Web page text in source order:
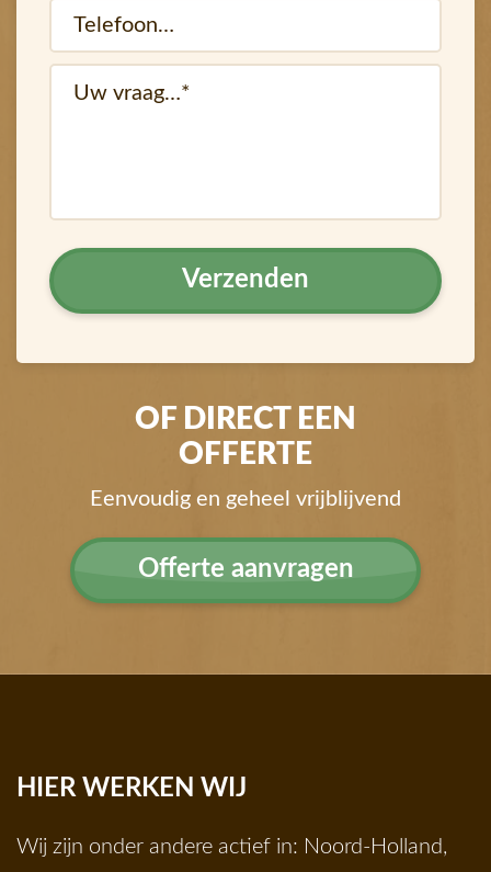
(Vereist)
Telefoon…
(Vereist)
OF DIRECT EEN
OFFERTE
Eenvoudig en geheel vrijblijvend
Offerte aanvragen
HIER WERKEN WIJ
Wij zijn onder andere actief in: Noord-Holland,